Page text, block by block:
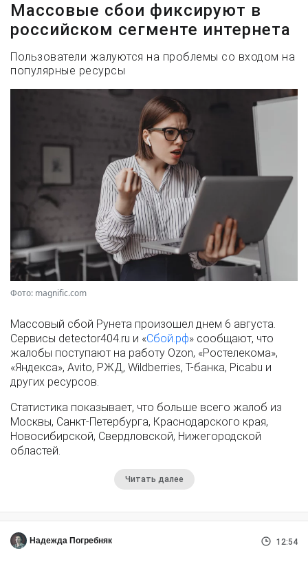
Массовые сбои фиксируют в
российском сегменте интернета
Пользователи жалуются на проблемы со входом на
популярные ресурсы
Фото: magnific.com
Массовый сбой Рунета произошел днем 6 августа.
Сервисы detector404.ru и «Сбой.рф» сообщают, что
жалобы поступают на работу Ozon, «Ростелекома»,
«Яндекса», Avito, РЖД, Wildberries, Т-банка, Picabu и
других ресурсов.
Статистика показывает, что больше всего жалоб из
Москвы, Санкт-Петербурга, Краснодарского края,
Новосибирской, Свердловской, Нижегородской
областей.
Читать далее
Надежда Погребняк 12:54